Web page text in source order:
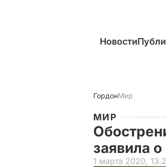
Новости
ГордонМир
МИР
заявила
1 марта 2020,